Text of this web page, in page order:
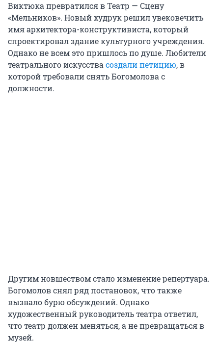
Виктюка превратился в Театр — Сцену
«Мельников». Новый худрук решил увековечить
имя архитектора-конструктивиста, который
спроектировал здание культурного учреждения.
Однако не всем это пришлось по душе. Любители
театрального искусства создали петицию, в
которой требовали снять Богомолова с
должности.
Другим новшеством стало изменение репертуара.
Богомолов снял ряд постановок, что также
вызвало бурю обсуждений. Однако
художественный руководитель театра ответил,
что театр должен меняться, а не превращаться в
музей.